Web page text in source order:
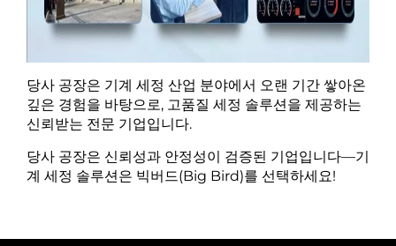
당사 공장은 기계 세정 산업 분야에서 오랜 기간 쌓아온
깊은 경험을 바탕으로, 고품질 세정 솔루션을 제공하는
신뢰받는 전문 기업입니다.
당사 공장은 신뢰성과 안정성이 검증된 기업입니다—기
계 세정 솔루션은 빅버드(Big Bird)를 선택하세요!